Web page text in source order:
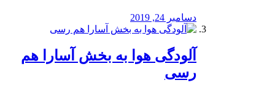
دسامبر 24, 2019
آلودگی هوا به بخش آسارا هم
رسی